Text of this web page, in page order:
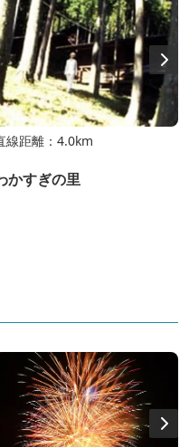
線距離：4.0km
かすぎの里